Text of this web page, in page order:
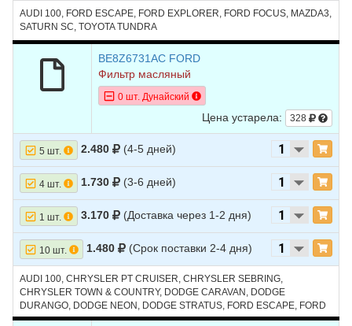
AUDI 100, FORD ESCAPE, FORD EXPLORER, FORD FOCUS, MAZDA3,
SATURN SC, TOYOTA TUNDRA
BE8Z6731AC FORD
Фильтр масляный
0 шт. Дунайский
Цена устарела: 328
5 шт. 2.480 (4-5 дней)
4 шт. 1.730 (3-6 дней)
1 шт. 3.170 (Доставка через 1-2 дня)
10 шт. 1.480 (Срок поставки 2-4 дня)
AUDI 100, CHRYSLER PT CRUISER, CHRYSLER SEBRING,
CHRYSLER TOWN & COUNTRY, DODGE CARAVAN, DODGE
DURANGO, DODGE NEON, DODGE STRATUS, FORD ESCAPE, FORD
EXPLORER, FORD FOCUS, JEEP CHEROKEE, JEEP LIBERTY, JEEP